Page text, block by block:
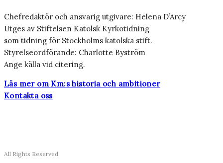
Chefredaktör och ansvarig utgivare: Helena D’Arcy
Utges av Stiftelsen Katolsk Kyrkotidning
som tidning för Stockholms katolska stift.
Styrelseordförande: Charlotte Byström
Ange källa vid citering.
Läs mer om Km:s historia och ambitioner
Kontakta oss
All Rights Reserved